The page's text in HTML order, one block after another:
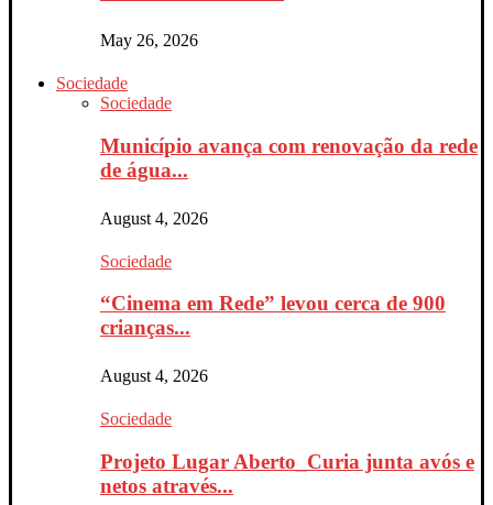
May 26, 2026
Sociedade
Sociedade
Município avança com renovação da rede
de água...
August 4, 2026
Sociedade
“Cinema em Rede” levou cerca de 900
crianças...
August 4, 2026
Sociedade
Projeto Lugar Aberto_Curia junta avós e
netos através...